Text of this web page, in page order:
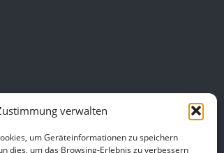
verwalten
um Geräteinformationen zu speichern
dies, um das Browsing-Erlebnis zu verbessern